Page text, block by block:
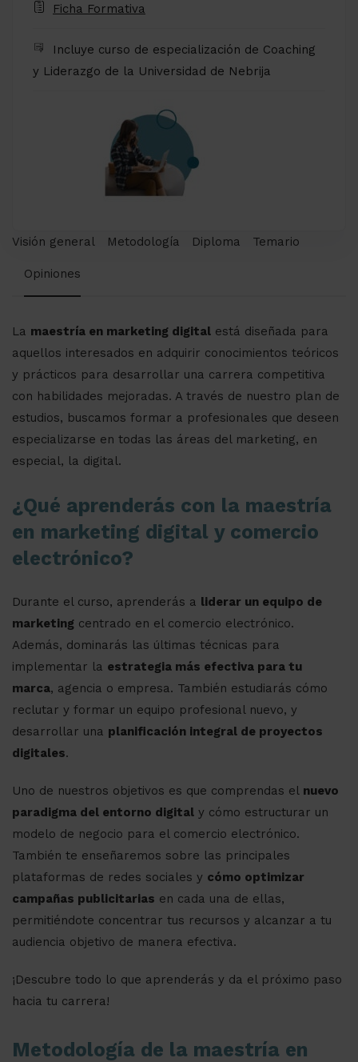
Visión general Metodología Diploma Temario
Opiniones
La maestría en marketing digital está diseñada para
aquellos interesados en adquirir conocimientos teóricos
y prácticos para desarrollar una carrera competitiva
con habilidades mejoradas. A través de nuestro plan de
estudios, buscamos formar a profesionales que deseen
especializarse en todas las áreas del marketing, en
especial, la digital.
¿Qué aprenderás con la maestría
en marketing digital y comercio
electrónico?
Durante el curso, aprenderás a liderar un equipo de
marketing centrado en el comercio electrónico.
Además, dominarás las últimas técnicas para
implementar la estrategia más efectiva para tu
marca, agencia o empresa. También estudiarás cómo
reclutar y formar un equipo profesional nuevo, y
desarrollar una planificación integral de proyectos
digitales.
Uno de nuestros objetivos es que comprendas el nuevo
paradigma del entorno digital y cómo estructurar un
modelo de negocio para el comercio electrónico.
También te enseñaremos sobre las principales
plataformas de redes sociales y cómo optimizar
campañas publicitarias en cada una de ellas,
permitiéndote concentrar tus recursos y alcanzar a tu
audiencia objetivo de manera efectiva.
¡Descubre todo lo que aprenderás y da el próximo paso
hacia tu carrera!
Metodología de la maestría en
Ficha Formativa
Incluye curso de especialización de Coaching
y Liderazgo de la Universidad de Nebrija